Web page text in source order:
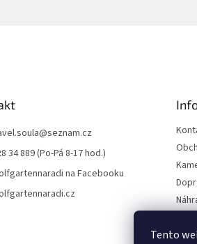
Tento
@seznam.cz
34 889 (Po-Pá 8-17 hod.)
na Facebooku